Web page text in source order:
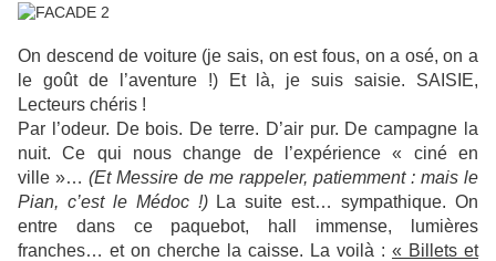
On descend de voiture (je sais, on est fous, on a osé, on a
le goût de l’aventure !) Et là, je suis saisie. SAISIE,
Lecteurs chéris !
Par l’odeur. De bois. De terre. D’air pur. De campagne la
nuit. Ce qui nous change de l’expérience « ciné en
ville »… (Et Messire de me rappeler, patiemment : mais le
Pian, c’est le Médoc !)La suite est… sympathique. On
entre dans ce paquebot, hall immense, lumières
franches… et on cherche la caisse. La voilà : « Billets et